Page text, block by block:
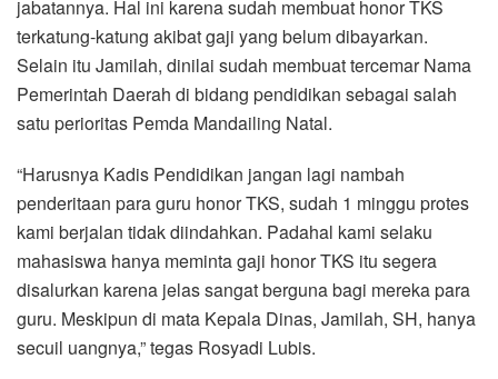
jabatannya. Hal ini karena sudah membuat honor TKS
terkatung-katung akibat gaji yang belum dibayarkan.
Selain itu Jamilah, dinilai sudah membuat tercemar Nama
Pemerintah Daerah di bidang pendidikan sebagai salah
satu perioritas Pemda Mandailing Natal.
“Harusnya Kadis Pendidikan jangan lagi nambah
penderitaan para guru honor TKS, sudah 1 minggu protes
kami berjalan tidak diindahkan. Padahal kami selaku
mahasiswa hanya meminta gaji honor TKS itu segera
disalurkan karena jelas sangat berguna bagi mereka para
guru. Meskipun di mata Kepala Dinas, Jamilah, SH, hanya
secuil uangnya,” tegas Rosyadi Lubis.